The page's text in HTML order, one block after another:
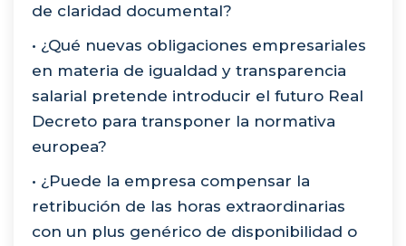
de claridad documental?
• ¿Qué nuevas obligaciones empresariales
en materia de igualdad y transparencia
salarial pretende introducir el futuro Real
Decreto para transponer la normativa
europea?
• ¿Puede la empresa compensar la
retribución de las horas extraordinarias
con un plus genérico de disponibilidad o